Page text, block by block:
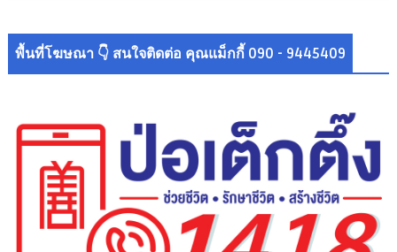
พื้นที่โฆษณา 👇 สนใจติดต่อ คุณแม็กกี้ 090 - 9445409